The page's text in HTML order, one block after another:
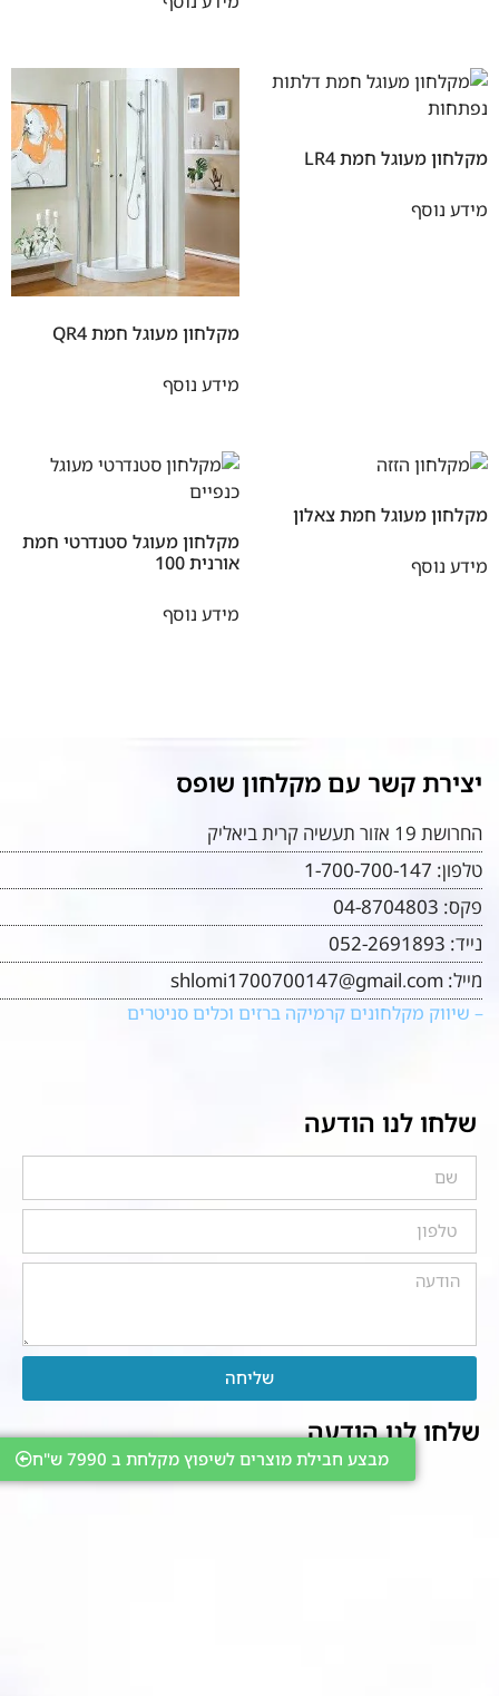
מבצע חבילת מוצרים לשיפוץ מקלחת ב 7990 ש"ח
מקלחון מעוגל חמת LR4
מידע נוסף
מקלחון מעוגל חמת QR4
מידע נוסף
מקלחון מעוגל חמת צאלון
מידע נוסף
מקלחון מעוגל סטנדרטי חמת
אורנית 100
מידע נוסף
יצירת קשר עם מקלחון שופס
החרושת 19 אזור תעשיה קרית ביאליק
טלפון: 1-700-700-147
פקס: 04-8704803
נייד: 052-2691893
מייל: shlomi1700700147@gmail.com
– שיווק מקלחונים קרמיקה ברזים וכלים סניטרים
שלחו לנו הודעה
שליחה
שלחו לנו הודעה